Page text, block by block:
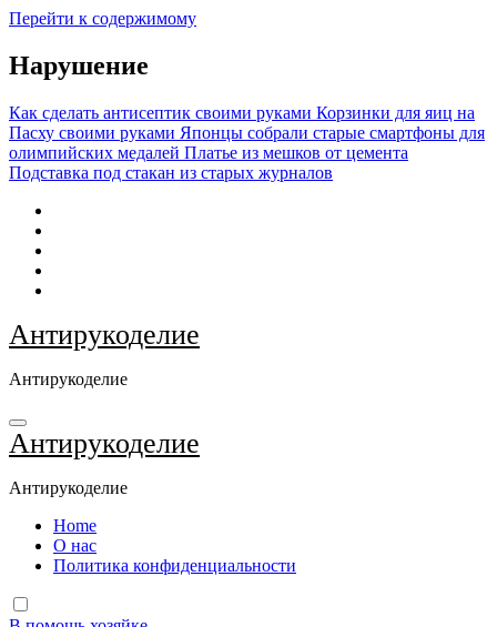
Перейти к содержимому
Нарушение
Как сделать антисептик своими руками Корзинки для яиц на
Пасху своими руками Японцы собрали старые смартфоны для
олимпийских медалей Платье из мешков от цемента
Подставка под стакан из старых журналов
Антирукоделие
Антирукоделие
Антирукоделие
Антирукоделие
Home
О нас
Политика конфиденциальности